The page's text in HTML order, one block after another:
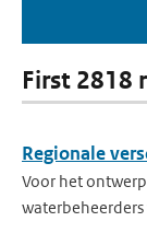
First 2818
Regionale
Voor het
waterbeheerders